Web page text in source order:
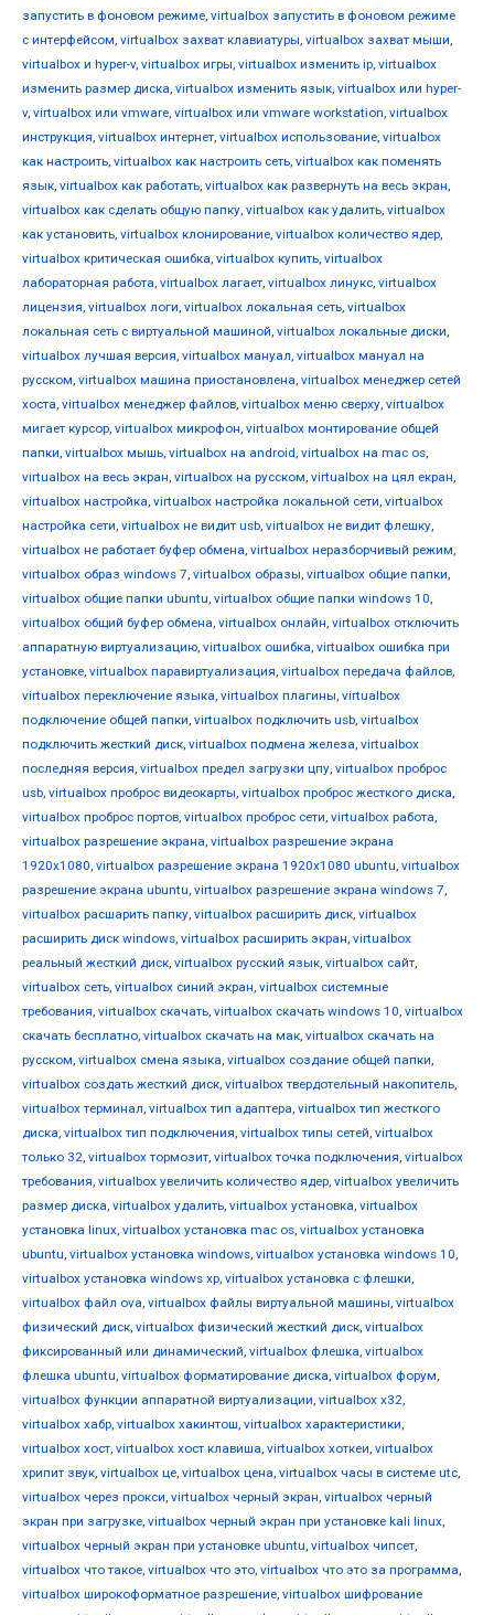
запустить в фоновом режиме, virtualbox запустить в фоновом режиме
с интерфейсом, virtualbox захват клавиатуры, virtualbox захват мыши,
virtualbox и hyper-v, virtualbox игры, virtualbox изменить ip, virtualbox
изменить размер диска, virtualbox изменить язык, virtualbox или hyper-
v, virtualbox или vmware, virtualbox или vmware workstation, virtualbox
инструкция, virtualbox интернет, virtualbox использование, virtualbox
как настроить, virtualbox как настроить сеть, virtualbox как поменять
язык, virtualbox как работать, virtualbox как развернуть на весь экран,
virtualbox как сделать общую папку, virtualbox как удалить, virtualbox
как установить, virtualbox клонирование, virtualbox количество ядер,
virtualbox критическая ошибка, virtualbox купить, virtualbox
лабораторная работа, virtualbox лагает, virtualbox линукс, virtualbox
лицензия, virtualbox логи, virtualbox локальная сеть, virtualbox
локальная сеть с виртуальной машиной, virtualbox локальные диски,
virtualbox лучшая версия, virtualbox мануал, virtualbox мануал на
русском, virtualbox машина приостановлена, virtualbox менеджер сетей
хоста, virtualbox менеджер файлов, virtualbox меню сверху, virtualbox
мигает курсор, virtualbox микрофон, virtualbox монтирование общей
папки, virtualbox мышь, virtualbox на android, virtualbox на mac os,
virtualbox на весь экран, virtualbox на русском, virtualbox на цял екран,
virtualbox настройка, virtualbox настройка локальной сети, virtualbox
настройка сети, virtualbox не видит usb, virtualbox не видит флешку,
virtualbox не работает буфер обмена, virtualbox неразборчивый режим,
virtualbox образ windows 7, virtualbox образы, virtualbox общие папки,
virtualbox общие папки ubuntu, virtualbox общие папки windows 10,
virtualbox общий буфер обмена, virtualbox онлайн, virtualbox отключить
аппаратную виртуализацию, virtualbox ошибка, virtualbox ошибка при
установке, virtualbox паравиртуализация, virtualbox передача файлов,
virtualbox переключение языка, virtualbox плагины, virtualbox
подключение общей папки, virtualbox подключить usb, virtualbox
подключить жесткий диск, virtualbox подмена железа, virtualbox
последняя версия, virtualbox предел загрузки цпу, virtualbox проброс
usb, virtualbox проброс видеокарты, virtualbox проброс жесткого диска,
virtualbox проброс портов, virtualbox проброс сети, virtualbox работа,
virtualbox разрешение экрана, virtualbox разрешение экрана
1920x1080, virtualbox разрешение экрана 1920x1080 ubuntu, virtualbox
разрешение экрана ubuntu, virtualbox разрешение экрана windows 7,
virtualbox расшарить папку, virtualbox расширить диск, virtualbox
расширить диск windows, virtualbox расширить экран, virtualbox
реальный жесткий диск, virtualbox русский язык, virtualbox сайт,
virtualbox сеть, virtualbox синий экран, virtualbox системные
требования, virtualbox скачать, virtualbox скачать windows 10, virtualbox
скачать бесплатно, virtualbox скачать на мак, virtualbox скачать на
русском, virtualbox смена языка, virtualbox создание общей папки,
virtualbox создать жесткий диск, virtualbox твердотельный накопитель,
virtualbox терминал, virtualbox тип адаптера, virtualbox тип жесткого
диска, virtualbox тип подключения, virtualbox типы сетей, virtualbox
только 32, virtualbox тормозит, virtualbox точка подключения, virtualbox
требования, virtualbox увеличить количество ядер, virtualbox увеличить
размер диска, virtualbox удалить, virtualbox установка, virtualbox
установка linux, virtualbox установка mac os, virtualbox установка
ubuntu, virtualbox установка windows, virtualbox установка windows 10,
virtualbox установка windows xp, virtualbox установка с флешки,
virtualbox файл ova, virtualbox файлы виртуальной машины, virtualbox
физический диск, virtualbox физический жесткий диск, virtualbox
фиксированный или динамический, virtualbox флешка, virtualbox
флешка ubuntu, virtualbox форматирование диска, virtualbox форум,
virtualbox функции аппаратной виртуализации, virtualbox х32,
virtualbox хабр, virtualbox хакинтош, virtualbox характеристики,
virtualbox хост, virtualbox хост клавиша, virtualbox хоткеи, virtualbox
хрипит звук, virtualbox це, virtualbox цена, virtualbox часы в системе utc,
virtualbox через прокси, virtualbox черный экран, virtualbox черный
экран при загрузке, virtualbox черный экран при установке kali linux,
virtualbox черный экран при установке ubuntu, virtualbox чипсет,
virtualbox что такое, virtualbox что это, virtualbox что это за программа,
virtualbox широкоформатное разрешение, virtualbox шифрование